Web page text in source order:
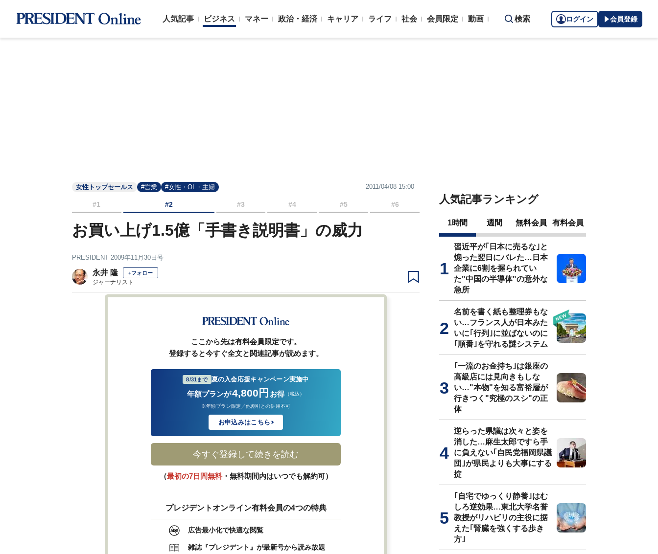
人気記事 ビジネス マネー 政治・経済 キャリア ライフ 社会 会員限定 動画 検索 ログイン 会員登録
女性トップセールス #営業 #女性・OL・主婦 2011/04/08 15:00
#1 #2 #3 #4 #5 #6
お買い上げ1.5億「手書き説明書」の威力
PRESIDENT 2009年11月30日号
永井 隆 +フォロー
ジャーナリスト
ここから先は有料会員限定です。
登録すると今すぐ全文と関連記事が読めます。
8/31まで 夏の入会応援キャンペーン実施中
年額プランが4,800円 お得 （税込）
※年額プラン限定／他割引との併用不可
お申込みはこちら
今すぐ登録して続きを読む
（最初の7日間無料・無料期間内はいつでも解約可）
プレジデントオンライン有料会員の4つの特典
広告最小化で快適な閲覧
雑誌『プレジデント』が最新号から読み放題
人気記事ランキング
1時間 週間 無料会員 有料会員
習近平が｢日本に売るな｣と
煽った翌日にバレた…日本
企業に6割を握られてい
た"中国の半導体"の意外な
急所
名前を書く紙も整理券もな
い…フランス人が日本みた
いに｢行列｣に並ばないのに
｢順番｣を守れる謎システム
｢一流のお金持ち｣は銀座の
高級店には見向きもしな
い…"本物"を知る富裕層が
行きつく"究極のスシ"の正
体
逆らった県議は次々と姿を
消した…麻生太郎ですら手
に負えない｢自民党福岡県議
団｣が県民よりも大事にする
掟
｢自宅でゆっくり静養｣はむ
しろ逆効果…東北大学名誉
教授がリハビリの主役に据
えた｢腎臓を強くする歩き
方｣